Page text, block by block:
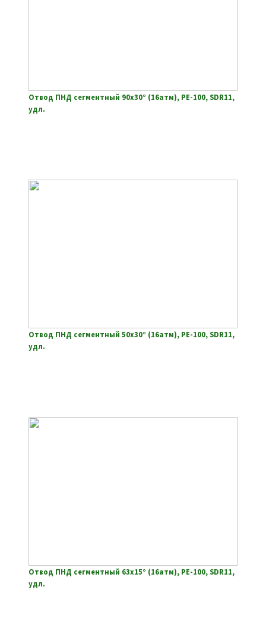
Отвод ПНД сегментный 90х30° (16атм), РЕ-100, SDR11,
удл.
Отвод ПНД сегментный 50х30° (16атм), РЕ-100, SDR11,
удл.
Отвод ПНД сегментный 63х15° (16атм), РЕ-100, SDR11,
удл.